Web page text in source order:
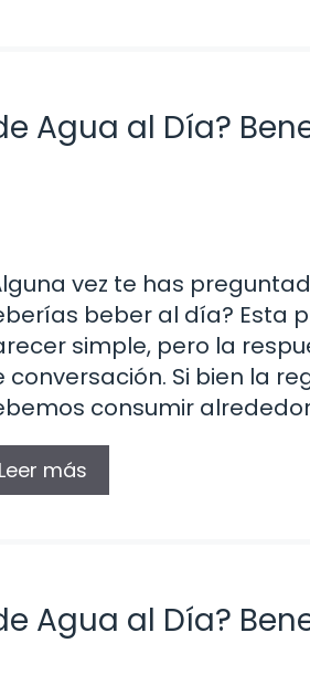
Agua al Día?
vez te has
beber al día? Esta
simple, pero la
conversación. Si bien la
consumir
Leer más
Agua al Día?